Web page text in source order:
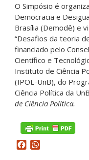
O Simpósio é
Democracia e
Brasília (Demodê) e
“Desafios da teoria
financiado pelo
Científico e
Instituto de Ciência
(IPOL-UnB), do
Ciência Política da
de Ciência Política.
Facebook